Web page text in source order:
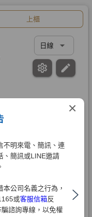
×
不明來電、簡訊、連
、簡訊或LINE邀請
公司名義之行為，
或客服信箱反
諮詢專線，以免權